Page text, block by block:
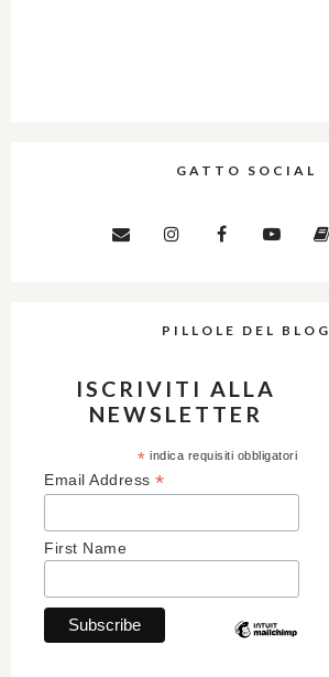
GATTO SOCIAL
PILLOLE DEL BLOG
ISCRIVITI ALLA
NEWSLETTER
* indica requisiti obbligatori
Email Address *
First Name